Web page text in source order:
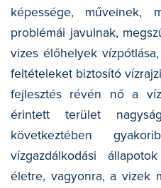
képessége, műveinek,
problémái javulnak,
vizes élőhelyek
feltételeket biztosító
fejlesztés révén nő a
érintett terület
következtében
vízgazdálkodási
életre, vagyonra, a vizek